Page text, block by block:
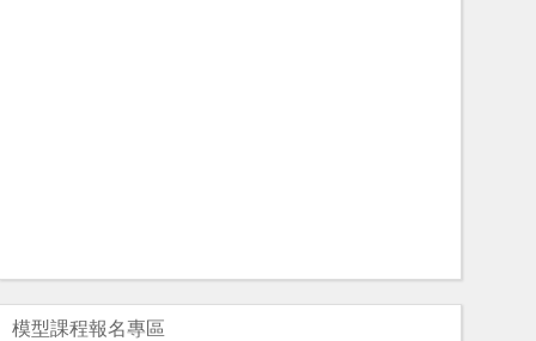
模型課程報名專區